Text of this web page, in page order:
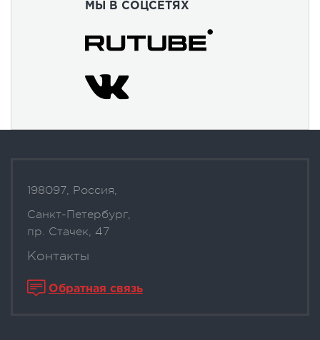
МЫ В СОЦСЕТЯХ
198097, Россия,
Санкт-Петербург,
пр. Стачек, 47
Контакты
Обратная связь